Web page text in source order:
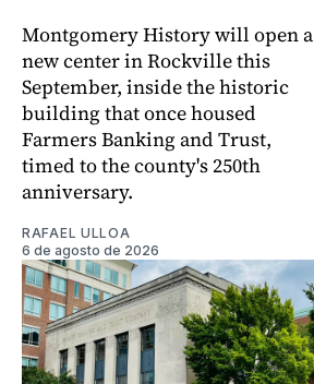
Montgomery History will open a
new center in Rockville this
September, inside the historic
building that once housed
Farmers Banking and Trust,
timed to the county's 250th
anniversary.
RAFAEL ULLOA
6 de agosto de 2026